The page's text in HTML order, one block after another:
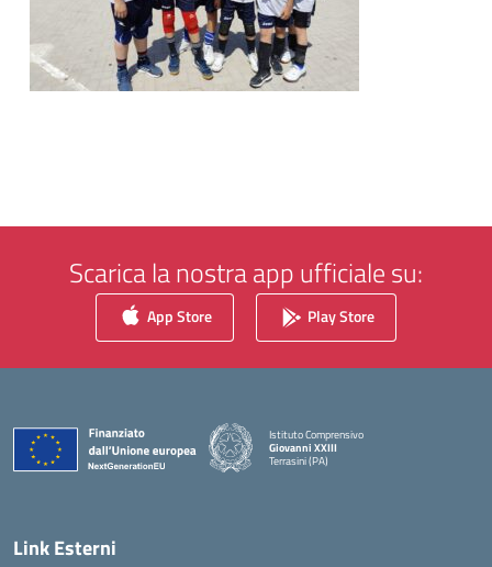
Scarica la nostra app ufficiale su:
App Store Play Store
Istituto Comprensivo
Giovanni XXIII
Terrasini (PA)
Link Esterni